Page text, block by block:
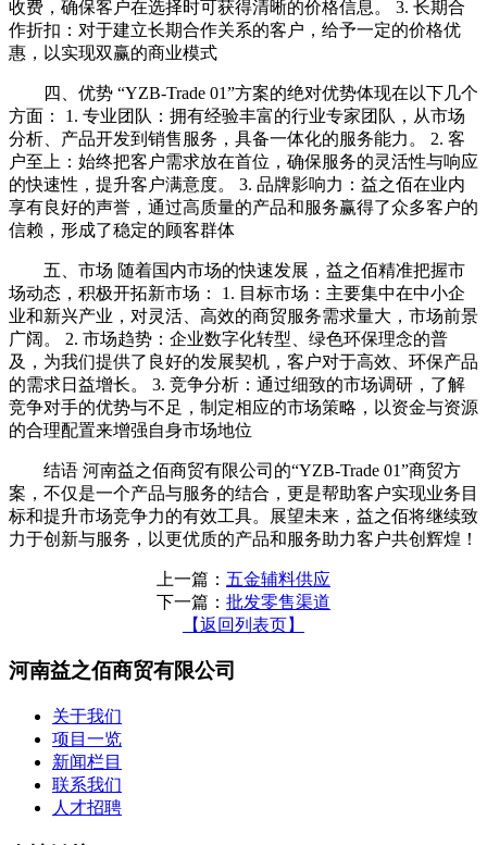
收费，确保客户在选择时可获得清晰的价格信息。 3. 长期合
作折扣：对于建立长期合作关系的客户，给予一定的价格优
惠，以实现双赢的商业模式
四、优势 “YZB-Trade 01”方案的绝对优势体现在以下几个
方面： 1. 专业团队：拥有经验丰富的行业专家团队，从市场
分析、产品开发到销售服务，具备一体化的服务能力。 2. 客
户至上：始终把客户需求放在首位，确保服务的灵活性与响应
的快速性，提升客户满意度。 3. 品牌影响力：益之佰在业内
享有良好的声誉，通过高质量的产品和服务赢得了众多客户的
信赖，形成了稳定的顾客群体
五、市场 随着国内市场的快速发展，益之佰精准把握市
场动态，积极开拓新市场： 1. 目标市场：主要集中在中小企
业和新兴产业，对灵活、高效的商贸服务需求量大，市场前景
广阔。 2. 市场趋势：企业数字化转型、绿色环保理念的普
及，为我们提供了良好的发展契机，客户对于高效、环保产品
的需求日益增长。 3. 竞争分析：通过细致的市场调研，了解
竞争对手的优势与不足，制定相应的市场策略，以资金与资源
的合理配置来增强自身市场地位
结语 河南益之佰商贸有限公司的“YZB-Trade 01”商贸方
案，不仅是一个产品与服务的结合，更是帮助客户实现业务目
标和提升市场竞争力的有效工具。展望未来，益之佰将继续致
力于创新与服务，以更优质的产品和服务助力客户共创辉煌！
上一篇： 五金辅料供应
下一篇： 批发零售渠道
【返回列表页】
河南益之佰商贸有限公司
关于我们
项目一览
新闻栏目
联系我们
人才招聘